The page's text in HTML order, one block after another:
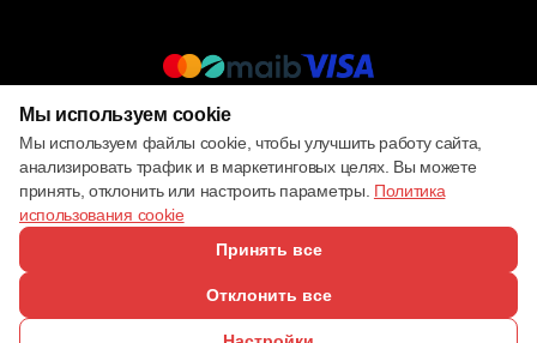
© 2013 – 2026 ECOM
Мы используем cookie
Мы используем файлы cookie, чтобы улучшить работу сайта,
анализировать трафик и в маркетинговых целях. Вы можете
принять, отклонить или настроить параметры. Политика
использования cookie
Принять все
Отклонить все